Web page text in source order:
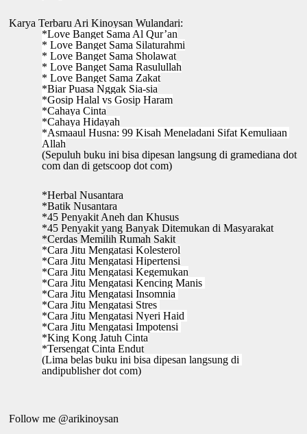
Karya Terbaru Ari Kinoysan Wulandari:
*Love Banget Sama Al Qur’an
* Love Banget Sama Silaturahmi
* Love Banget Sama Sholawat
* Love Banget Sama Rasulullah
* Love Banget Sama Zakat
*Biar Puasa Nggak Sia-sia
*Gosip Halal vs Gosip Haram
*Cahaya Cinta
*Cahaya Hidayah
*Asmaaul Husna: 99 Kisah Meneladani Sifat Kemuliaan
Allah
(Sepuluh buku ini bisa dipesan langsung di gramediana dot
com dan di getscoop dot com)
*Herbal Nusantara
*Batik Nusantara
*45 Penyakit Aneh dan Khusus
*45 Penyakit yang Banyak Ditemukan di Masyarakat
*Cerdas Memilih Rumah Sakit
*Cara Jitu Mengatasi Kolesterol
*Cara Jitu Mengatasi Hipertensi
*Cara Jitu Mengatasi Kegemukan
*Cara Jitu Mengatasi Kencing Manis
*Cara Jitu Mengatasi Insomnia
*Cara Jitu Mengatasi Stres
*Cara Jitu Mengatasi Nyeri Haid
*Cara Jitu Mengatasi Impotensi
*King Kong Jatuh Cinta
*Tersengat Cinta Endut
(Lima belas buku ini bisa dipesan langsung di
andipublisher dot com)
Follow me @arikinoysan